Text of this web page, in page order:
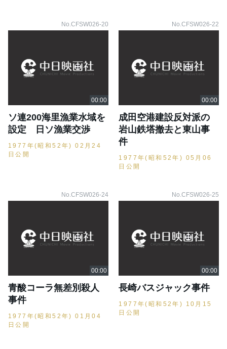
No.CFSW026-20
ソ連200海里漁業水域を
設定 日ソ漁業交渉
1977年(昭和52年) 02月24
日公開
No.CFSW026-22
成田空港建設反対派の
岩山鉄塔撤去と東山事
件
1977年(昭和52年) 05月06
日公開
No.CFSW026-24
青酸コーラ無差別殺人
事件
1977年(昭和52年) 01月04
日公開
No.CFSW026-25
長崎バスジャック事件
1977年(昭和52年) 10月15
日公開